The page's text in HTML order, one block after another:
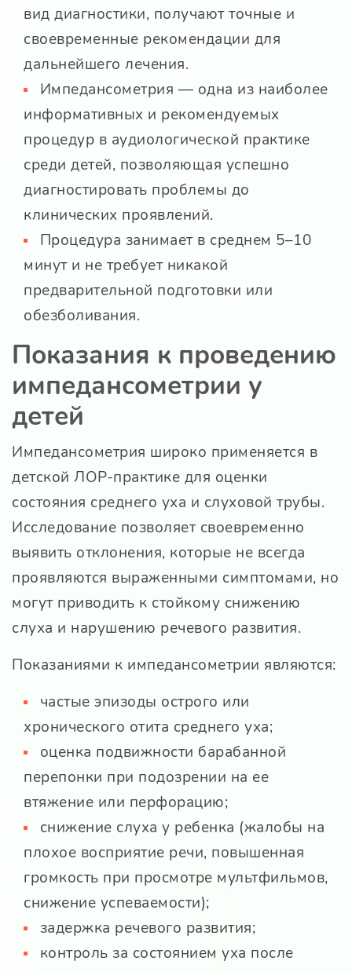
вид диагностики, получают точные и
своевременные рекомендации для
дальнейшего лечения.
Импедансометрия — одна из наиболее
информативных и рекомендуемых
процедур в аудиологической практике
среди детей, позволяющая успешно
диагностировать проблемы до
клинических проявлений.
Процедура занимает в среднем 5–10
минут и не требует никакой
предварительной подготовки или
обезболивания.
Показания к проведению
импедансометрии у
детей
Импедансометрия широко применяется в
детской ЛОР-практике для оценки
состояния среднего уха и слуховой трубы.
Исследование позволяет своевременно
выявить отклонения, которые не всегда
проявляются выраженными симптомами, но
могут приводить к стойкому снижению
слуха и нарушению речевого развития.
Показаниями к импедансометрии являются:
частые эпизоды острого или
хронического отита среднего уха;
оценка подвижности барабанной
перепонки при подозрении на ее
втяжение или перфорацию;
снижение слуха у ребенка (жалобы на
плохое восприятие речи, повышенная
громкость при просмотре мультфильмов,
снижение успеваемости);
задержка речевого развития;
контроль за состоянием уха после